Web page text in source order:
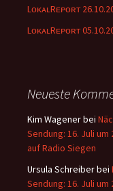
LᴏᴋᴀʟRᴇᴘᴏʀᴛ
LᴏᴋᴀʟRᴇᴘᴏʀᴛ
Neueste
Kim Wagenerbei
Sendung: 16. Juli um
auf Radio Siegen
Ursula Schreiberbei
Sendung: 16. Juli um